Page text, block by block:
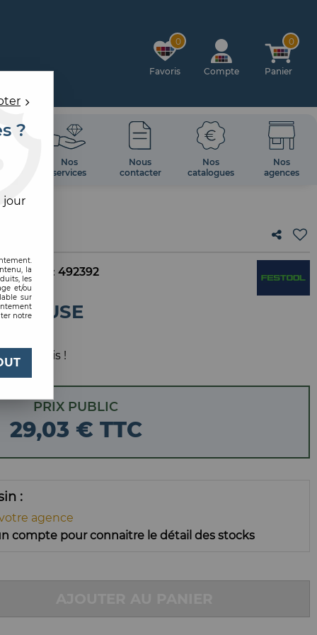
0
Favoris Compte
0
Panier
Nos
services
Nous
contacter
Nos
catalogues
Nos
agences
interne : 492392
BUSE
votre avis !
PRIX PUBLIC
29,03 € TTC
agence
compte pour connaitre le détail des stocks
?
jour
la
les
et/ou
sur
notre